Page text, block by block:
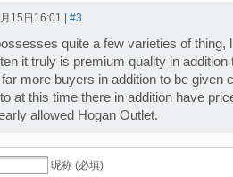
15日16:01 | #3
quite a few varieties of thing,
it truly is premium quality in addition
more buyers in addition to be given
at this time there in addition have
allowed Hogan Outlet.
昵称 (必填)